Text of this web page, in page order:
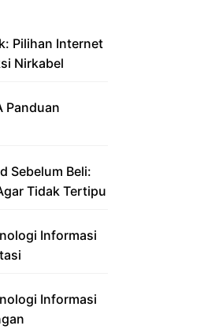
Pilihan Internet
Nirkabel
Panduan
Sebelum Beli:
Tidak Tertipu
Informasi
Informasi